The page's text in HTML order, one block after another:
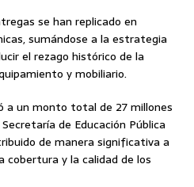
se han replicado en
sumándose a la estrategia
el rezago histórico de la
y mobiliario.
a un monto total de 27 millones
de Educación Pública
de manera significativa a
cobertura y la calidad de los